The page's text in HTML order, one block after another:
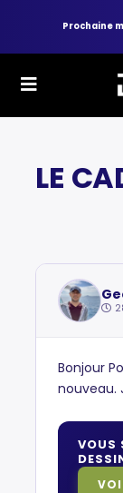
Prochaine
LE
Bonjour
nouveau.
VOUS